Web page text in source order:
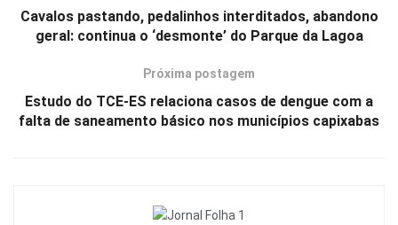
Cavalos pastando, pedalinhos interditados, abandono
geral: continua o ‘desmonte’ do Parque da Lagoa
Próxima postagem
Estudo do TCE-ES relaciona casos de dengue com a
falta de saneamento básico nos municípios capixabas